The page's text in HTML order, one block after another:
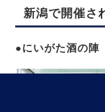
新潟で開催さ
●にいがた酒の陣